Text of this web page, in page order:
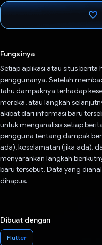
Fungsinya
Setiap aplikasi atau situs
penggunanya. Setelah
tahu dampaknya terhadap
mereka, atau langkah
akibat dari informasi baru
untuk menganalisis setiap
pengguna tentang dampak
ada), keselamatan (jika ada),
menyarankan langkah
baru tersebut. Data yang
dihapus.
Dibuat dengan
Flutter